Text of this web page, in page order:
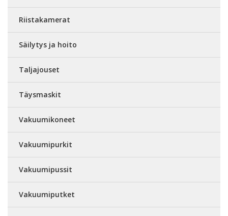
Riistakamerat
Säilytys ja hoito
Taljajouset
Täysmaskit
Vakuumikoneet
Vakuumipurkit
Vakuumipussit
Vakuumiputket